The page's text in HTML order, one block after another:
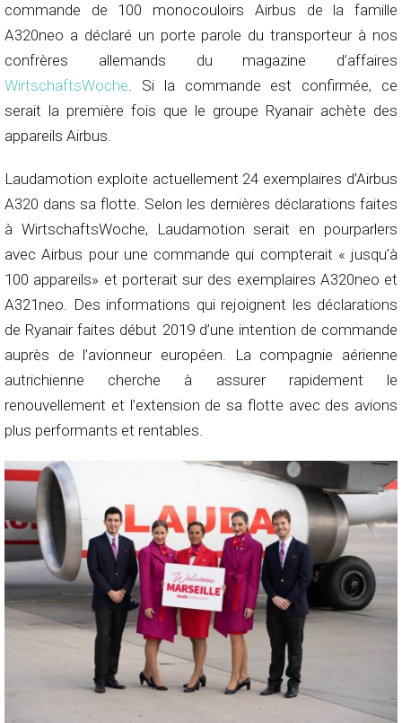
commande de 100 monocouloirs Airbus de la famille
A320neo a déclaré un porte parole du transporteur à nos
confrères allemands du magazine d’affaires
WirtschaftsWoche. Si la commande est confirmée, ce
serait la première fois que le groupe Ryanair achète des
appareils Airbus.
Laudamotion exploite actuellement 24 exemplaires d’Airbus
A320 dans sa flotte. Selon les dernières déclarations faites
à WirtschaftsWoche, Laudamotion serait en pourparlers
avec Airbus pour une commande qui compterait « jusqu’à
100 appareils» et porterait sur des exemplaires A320neo et
A321neo. Des informations qui rejoignent les déclarations
de Ryanair faites début 2019 d’une intention de commande
auprès de l’avionneur européen. La compagnie aérienne
autrichienne cherche à assurer rapidement le
renouvellement et l’extension de sa flotte avec des avions
plus performants et rentables.